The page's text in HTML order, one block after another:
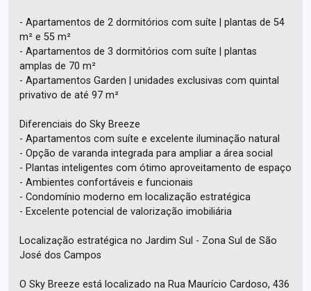
- Apartamentos de 2 dormitórios com suíte | plantas de 54
m² e 55 m²
- Apartamentos de 3 dormitórios com suíte | plantas
amplas de 70 m²
- Apartamentos Garden | unidades exclusivas com quintal
privativo de até 97 m²
Diferenciais do Sky Breeze
- Apartamentos com suíte e excelente iluminação natural
- Opção de varanda integrada para ampliar a área social
- Plantas inteligentes com ótimo aproveitamento de espaço
- Ambientes confortáveis e funcionais
- Condomínio moderno em localização estratégica
- Excelente potencial de valorização imobiliária
Localização estratégica no Jardim Sul - Zona Sul de São
José dos Campos
O Sky Breeze está localizado na Rua Maurício Cardoso, 436